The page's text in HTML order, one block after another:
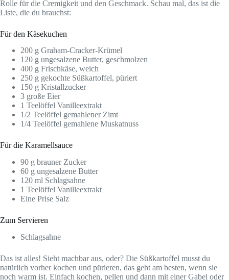
Rolle für die Cremigkeit und den Geschmack. Schau mal, das ist die
Liste, die du brauchst:
Für den Käsekuchen
200 g Graham-Cracker-Krümel
120 g ungesalzene Butter, geschmolzen
400 g Frischkäse, weich
250 g gekochte Süßkartoffel, püriert
150 g Kristallzucker
3 große Eier
1 Teelöffel Vanilleextrakt
1/2 Teelöffel gemahlener Zimt
1/4 Teelöffel gemahlene Muskatnuss
Für die Karamellsauce
90 g brauner Zucker
60 g ungesalzene Butter
120 ml Schlagsahne
1 Teelöffel Vanilleextrakt
Eine Prise Salz
Zum Servieren
Schlagsahne
Das ist alles! Sieht machbar aus, oder? Die Süßkartoffel musst du
natürlich vorher kochen und pürieren, das geht am besten, wenn sie
noch warm ist. Einfach kochen, pellen und dann mit einer Gabel oder